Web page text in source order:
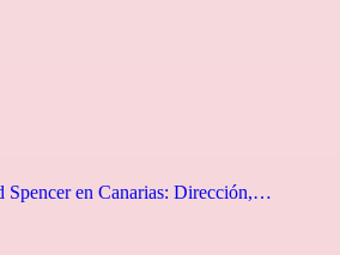
Spencer en Canarias: Dirección,…